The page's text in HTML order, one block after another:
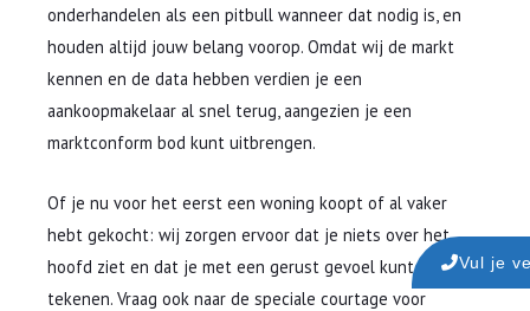
onderhandelen als een pitbull wanneer dat nodig is, en
houden altijd jouw belang voorop. Omdat wij de markt
kennen en de data hebben verdien je een
aankoopmakelaar al snel terug, aangezien je een
marktconform bod kunt uitbrengen.
Of je nu voor het eerst een woning koopt of al vaker
hebt gekocht: wij zorgen ervoor dat je niets over het
hoofd ziet en dat je met een gerust gevoel kunt
tekenen. Vraag ook naar de speciale courtage voor
Vul je